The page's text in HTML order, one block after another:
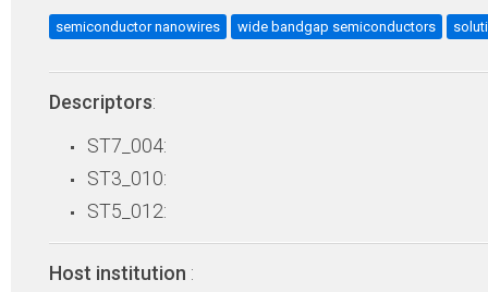
semiconductor nanowires wide bandgap semiconductors
Descriptors:
ST7_004:
ST3_010:
ST5_012:
Host institution :